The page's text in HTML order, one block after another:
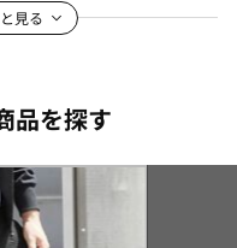
見る
品を探す